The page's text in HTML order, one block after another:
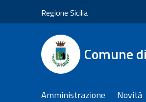
Regione Sicilia
Comune
Amministrazione Novità